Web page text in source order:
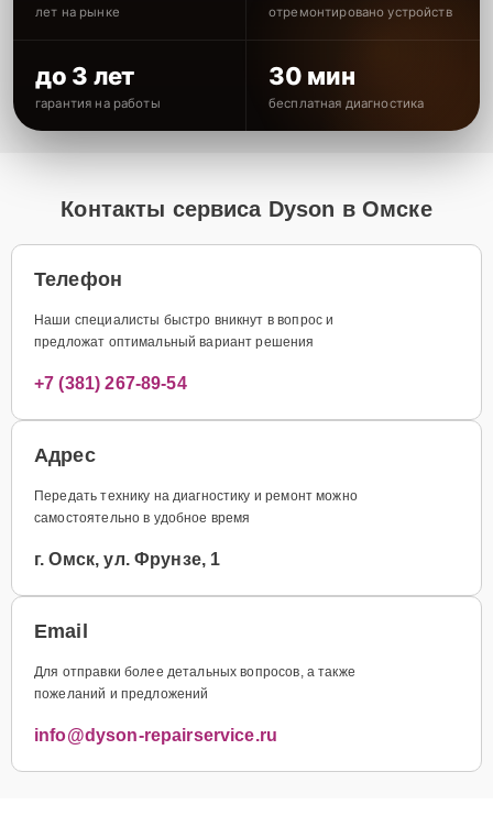
лет на рынке отремонтировано устройств
до 3 лет
гарантия на работы
30 мин
бесплатная диагностика
Контакты сервиса Dyson в Омске
Телефон
Наши специалисты быстро вникнут в вопрос и
предложат оптимальный вариант решения
+7 (381) 267-89-54
Адрес
Передать технику на диагностику и ремонт можно
самостоятельно в удобное время
г. Омск, ул. Фрунзе, 1
Email
Для отправки более детальных вопросов, а также
пожеланий и предложений
info@dyson-repairservice.ru